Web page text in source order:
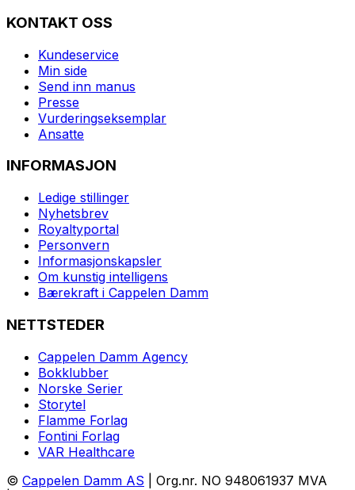
KONTAKT OSS
Kundeservice
Min side
Send inn manus
Presse
Vurderingseksemplar
Ansatte
INFORMASJON
Ledige stillinger
Nyhetsbrev
Royaltyportal
Personvern
Informasjonskapsler
Om kunstig intelligens
Bærekraft i Cappelen Damm
NETTSTEDER
Cappelen Damm Agency
Bokklubber
Norske Serier
Storytel
Flamme Forlag
Fontini Forlag
VAR Healthcare
© Cappelen Damm AS | Org.nr. NO 948061937 MVA